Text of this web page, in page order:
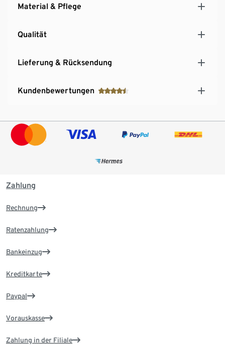
Material & Pflege
Qualität
Lieferung & Rücksendung
Kundenbewertungen
Zahlung
Rechnung
Ratenzahlung
Bankeinzug
Kreditkarte
Paypal
Vorauskasse
Zahlung in der Filiale